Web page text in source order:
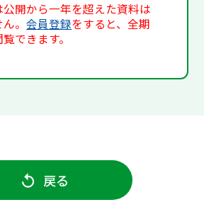
開から一年を超えた資料は
ん。会員登録をすると、全期
できます。
戻る